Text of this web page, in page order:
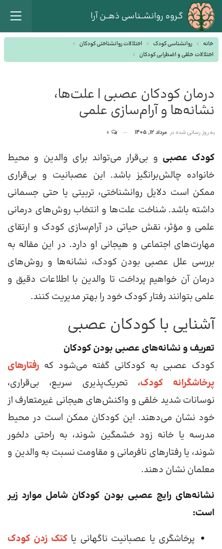
گـروه روانشــناسی ذهــن آرا
خانه روانشناسی کودک
اختلالات روانشناختی کودکان
اختلالات خلقی و اضطرابی کودکان
درمان کودکان عصبی | علت‌ها،
نشانه‌ها و آرام‌سازی علمی
به روز رسانی شده در مرداد 12, 1405
کودک عصبی و بی‌قرار می‌تواند برای والدین و محیط
خانواده چالش‌برانگیز باشد. این عصبانیت و بی‌قراری
ممکن است دلایل روانشناختی، تربیتی یا حتی جسمانی
داشته باشد. شناخت علت‌ها و انتخاب روش‌های درمانی
علمی و مؤثر، نقش حیاتی در آرام‌سازی کودک و ارتقای
مهارت‌های اجتماعی و هیجانی او دارد. در این مقاله به
بررسی علل عصبی بودن کودک، نشانه‌ها و روش‌های
درمان آن خواهیم پرداخت تا والدین با اطلاعات دقیق و
علمی بتوانند رفتار کودک خود را بهتر مدیریت کنند.
آشنایی با کودکان عصبی
تعریف و نشانه‌های عصبی بودن کودکان
کودک عصبی به کودکانی گفته می‌شود که رفتارهای
پرخاشگرانه کودک، تحریک‌پذیری سریع، بی‌قراری،
نوسانات شدید خلقی و واکنش‌های هیجانی غیرمتعارف از
خود نشان می‌دهند. این کودکان ممکن است در محیط
مدرسه یا خانه زود خشمگین شوند، به راحتی دلخور
شوند، یا رفتارهای نافرمانی و مقاومت نسبت به والدین و
معلمان نشان دهند.
نشانه‌های رایج عصبی بودن کودکان شامل موارد زیر
است:
پرخاشگری یا عصبانیت ناگهانی یا کتک زدن کودک